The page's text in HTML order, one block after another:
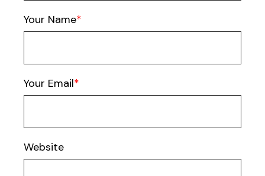
Your Name
Your Email
Website